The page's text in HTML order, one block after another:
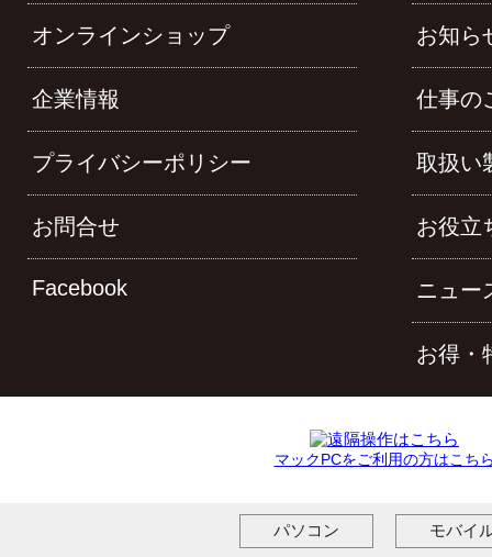
オンラインショップ
企業情報
プライバシーポリシー
お問合せ
Facebook
お知ら
仕事の
取扱い
お役立
ニュー
お得・
マックPCをご利用の方はこち
パソコン モバイ